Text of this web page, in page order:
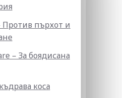
Против пърхот и
– За боядисана
коса